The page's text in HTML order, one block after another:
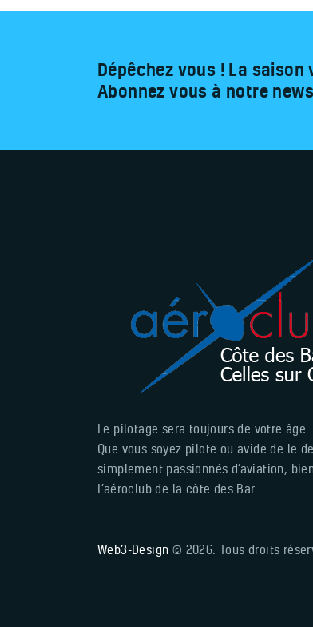
Dépêchez vous ! La
Abonnez vous à notre
Le pilotage sera toujours de votre âge
Que vous soyez pilote ou avide de le
simplement passionnés d’aviation,
L’aéroclub de la côte des Bar
Web3-Design © 2026. Tous droits